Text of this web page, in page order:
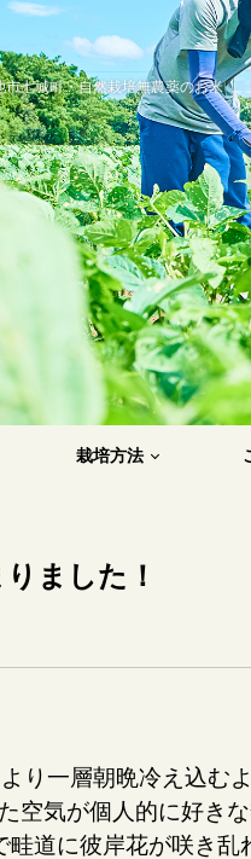
市七城町・自然栽培無農薬のお米
栽培方法
ました！
り一層朝晩冷え込む
空気が個人的に好きな
畦道に彼岸花が咲き乱